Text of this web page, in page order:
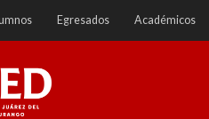
Egresados Académicos